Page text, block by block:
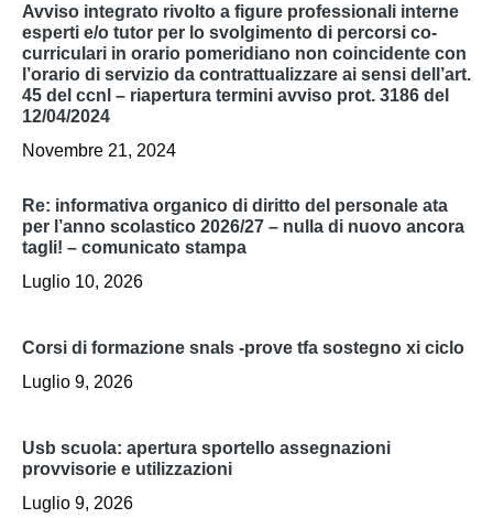
avviso integrato rivolto a figure professionali interne
esperti e/o tutor per lo svolgimento di percorsi co-
curriculari in orario pomeridiano non coincidente con
l’orario di servizio da contrattualizzare ai sensi dell’art.
45 del ccnl – riapertura termini avviso prot. 3186 del
12/04/2024
Novembre 21, 2024
re: informativa organico di diritto del personale ata
per l’anno scolastico 2026/27 – nulla di nuovo ancora
tagli! – comunicato stampa
Luglio 10, 2026
corsi di formazione snals -prove tfa sostegno xi ciclo
Luglio 9, 2026
usb scuola: apertura sportello assegnazioni
provvisorie e utilizzazioni
Luglio 9, 2026